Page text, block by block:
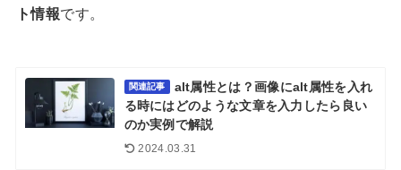
ト情報です。
関連記事
alt属性とは？画像にalt属性を入れ
る時にはどのような文章を入力したら良い
のか実例で解説
2024.03.31